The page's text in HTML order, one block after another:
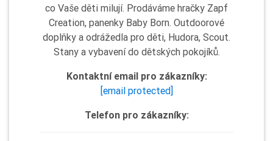
co Vaše děti milují. Prodáváme hračky Zapf
Creation, panenky Baby Born. Outdoorové
doplňky a odrážedla pro děti, Hudora, Scout.
Stany a vybavení do dětských pokojíků.
Kontaktní email pro zákazníky:
[email protected]
Telefon pro zákazníky: